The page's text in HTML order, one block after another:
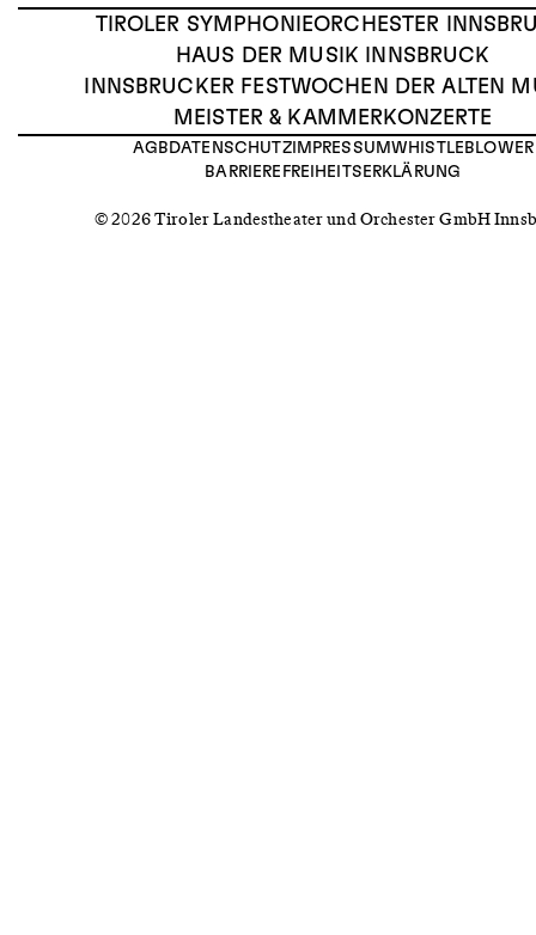
TIROLER SYMPHONIEORCHESTER
HAUS DER MUSIK INNSBRUCK
INNSBRUCKER FESTWOCHEN DER ALTEN
MEISTER & KAMMERKONZERTE
AGB DATENSCHUTZIMPRESSUMWHISTLEBLOWER
BARRIEREFREIHEITSERKLÄRUNG
© 2026 Tiroler Landestheater und Orchester GmbH